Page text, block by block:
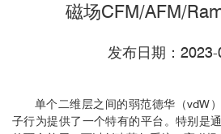
磁场CFM/AFM/
发布日期：
单个二维层之间的弱范德华（vdW
子行为提供了一个特有的平台。特别是